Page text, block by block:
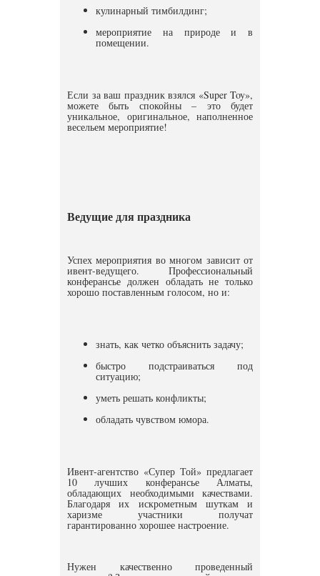
кулинарный тимбилдинг;
мероприятие на природе и в
помещении.
Если за ваш праздник взялся «Super Toy»,
можете быть спокойны – это будет
уникальное, оригинальное, наполненное
весельем мероприятие!
Ведущие для праздника
Успех мероприятия во многом зависит от
ивент-ведущего. Профессиональный
конферансье должен обладать не только
хорошо поставленным голосом, но и:
знать, как четко объяснить задачу;
быстро подстраиваться под
ситуацию;
уметь решать конфликты;
обладать чувством юмора.
Ивент-агентство «Супер Той» предлагает
10 лучших конферансье Алматы,
обладающих необходимыми качествами.
Благодаря их искрометным шуткам и
харизме участники получат
гарантированно хорошее настроение.
Нужен качественно проведенный